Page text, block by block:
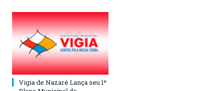
Vigia de Nazaré Lança seu 1º